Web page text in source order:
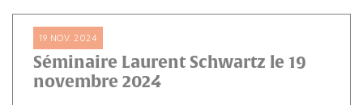
19 NOV. 2024
Séminaire Laurent Schwartz le 19
novembre 2024